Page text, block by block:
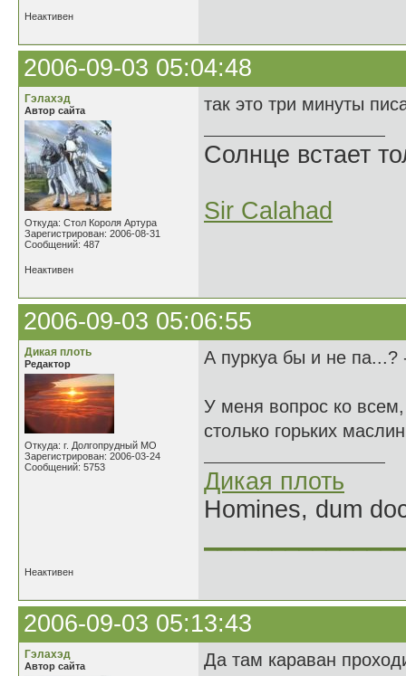
Неактивен
2006-09-03 05:04:48
Гэлахэд
Автор сайта
Откуда: Стол Короля Артура
Зарегистрирован: 2006-08-31
Сообщений: 487
так это три минуты
Солнце встает
Sir Calahad
Неактивен
2006-09-03 05:06:55
Дикая плоть
Редактор
Откуда: г. Долгопрудный МО
Зарегистрирован: 2006-03-24
Сообщений: 5753
А пуркуа бы и не
У меня вопрос ко
столько горьких
Дикая плоть
Homines, dum
Неактивен
2006-09-03 05:13:43
Гэлахэд
Автор сайта
Да там караван